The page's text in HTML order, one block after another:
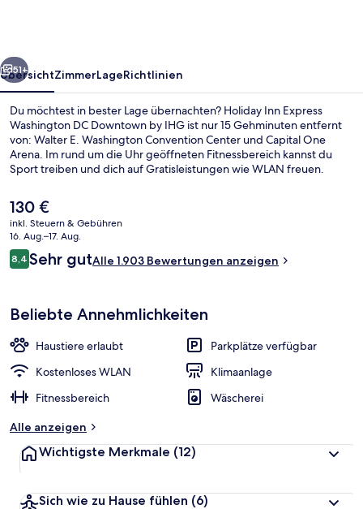
by
IHG
Weiter
51+
ÜbersichtZimmerLageRichtlinien
Du möchtest in bester Lage übernachten? Holiday Inn Express
Washington DC Downtown by IHG ist nur 15 Gehminuten entfernt
von: Walter E. Washington Convention Center und Capital One
Arena. Im rund um die Uhr geöffneten Fitnessbereich kannst du
Sport treiben und dich auf Gratisleistungen wie WLAN freuen.
inbegriffenes Frühstücksbuffet serviert. Außerdem ist Folgendes zu
Fuß höchstens 15 Minuten entfernt: Smithsonian Institution und
Smithsonian American Art Museum. Das hilfsbereite Personal und
die Lage erhalten tolle Bewertungen von anderen Reisenden. Die
öffentlichen Verkehrsmittel sind nur einen kurzen Fußmarsch
entfernt: Zur Station 7th St. Convention Center sind es 10 Minuten
Der
aktuelle
Preis
beträgt
130 €.
130 €
inkl. Steuern & Gebühren
16. Aug.–17. Aug.
Bewertungen
8,48,4 von 10.
Sehr gutAlle 1.903 Bewertungen anzeigen
Beliebte Annehmlichkeiten
Haustiere erlaubt
Parkplätze verfügbar
Kostenloses WLAN
Klimaanlage
Fitnessbereich
Wäscherei
Alle anzeigen
Wichtigste Merkmale (12)
Sich wie zu Hause fühlen (6)